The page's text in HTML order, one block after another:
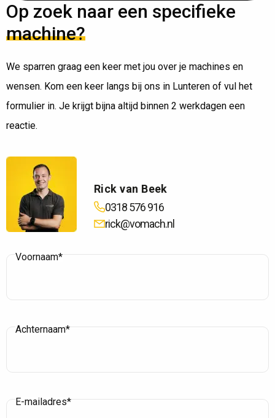
Op zoek naar een specifieke
machine?
We sparren graag een keer met jou over je machines en
wensen. Kom een keer langs bij ons in Lunteren of vul het
formulier in. Je krijgt bijna altijd binnen 2 werkdagen een
reactie.
Rick van Beek
0318 576 916
rick@vomach.nl
Voornaam*
Achternaam*
E-mailadres*